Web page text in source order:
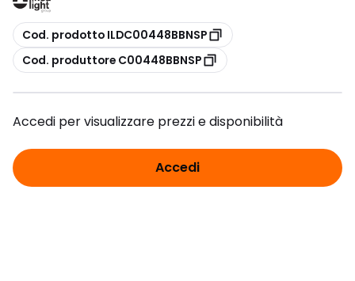
copia
Cod. prodotto ILDC00448BBNSP
copia
Cod. produttore C00448BBNSP
Accedi per visualizzare prezzi e disponibilità
Accedi